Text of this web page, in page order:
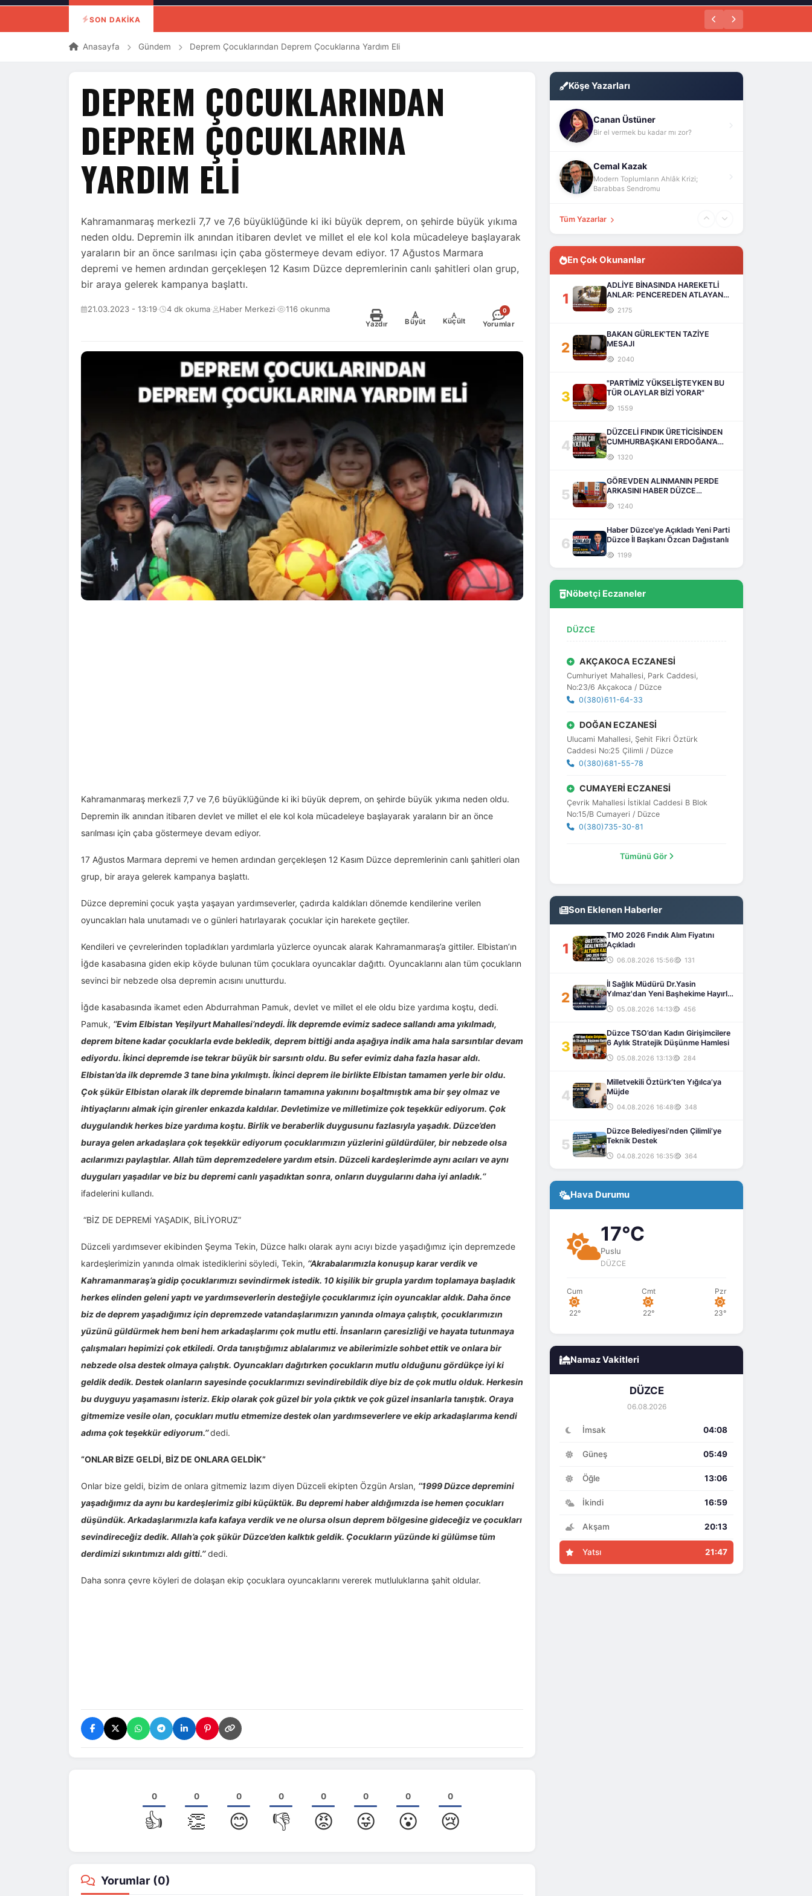
SON DAKİKA
Anasayfa Gündem Deprem Çocuklarından Deprem Çocuklarına Yardım Eli
DEPREM ÇOCUKLARINDAN
DEPREM ÇOCUKLARINA
YARDIM ELI
Kahramanmaraş merkezli 7,7 ve 7,6 büyüklüğünde ki iki büyük deprem, on şehirde büyük yıkıma
neden oldu. Depremin ilk anından itibaren devlet ve millet el ele kol kola mücadeleye başlayarak
yaraların bir an önce sarılması için çaba göstermeye devam ediyor. 17 Ağustos Marmara
depremi ve hemen ardından gerçekleşen 12 Kasım Düzce depremlerinin canlı şahitleri olan grup,
bir araya gelerek kampanya başlattı.
21.03.2023 - 13:19· 4 dk okuma· Haber Merkezi· 116 okunma
Yazdır
+
Büyüt
-
Küçült
0
Yorumlar
Kahramanmaraş merkezli 7,7 ve 7,6 büyüklüğünde ki iki büyük deprem, on şehirde büyük yıkıma neden oldu.
Depremin ilk anından itibaren devlet ve millet el ele kol kola mücadeleye başlayarak yaraların bir an önce
sarılması için çaba göstermeye devam ediyor.
17 Ağustos Marmara depremi ve hemen ardından gerçekleşen 12 Kasım Düzce depremlerinin canlı şahitleri olan
grup, bir araya gelerek kampanya başlattı.
Düzce depremini çocuk yaşta yaşayan yardımseverler, çadırda kaldıkları dönemde kendilerine verilen
oyuncakları hala unutamadı ve o günleri hatırlayarak çocuklar için harekete geçtiler.
Kendileri ve çevrelerinden topladıkları yardımlarla yüzlerce oyuncak alarak Kahramanmaraş’a gittiler. Elbistan’ın
İğde kasabasına giden ekip köyde bulunan tüm çocuklara oyuncaklar dağıttı. Oyuncaklarını alan tüm çocukların
sevinci bir nebzede olsa depremin acısını unutturdu.
İğde kasabasında ikamet eden Abdurrahman Pamuk, devlet ve millet el ele oldu bize yardıma koştu, dedi.
Pamuk, ‘‘Evim Elbistan Yeşilyurt Mahallesi’ndeydi. İlk depremde evimiz sadece sallandı ama yıkılmadı,
deprem bitene kadar çocuklarla evde bekledik, deprem bittiği anda aşağıya indik ama hala sarsıntılar devam
ediyordu. İkinci depremde ise tekrar büyük bir sarsıntı oldu. Bu sefer evimiz daha fazla hasar aldı.
Elbistan’da ilk depremde 3 tane bina yıkılmıştı. İkinci deprem ile birlikte Elbistan tamamen yerle bir oldu.
Çok şükür Elbistan olarak ilk depremde binaların tamamına yakınını boşaltmıştık ama bir şey olmaz ve
ihtiyaçlarını almak için girenler enkazda kaldılar. Devletimize ve milletimize çok teşekkür ediyorum. Çok
duygulandık herkes bize yardıma koştu. Birlik ve beraberlik duygusunu fazlasıyla yaşadık. Düzce’den
buraya gelen arkadaşlara çok teşekkür ediyorum çocuklarımızın yüzlerini güldürdüler, bir nebzede olsa
acılarımızı paylaştılar. Allah tüm depremzedelere yardım etsin. Düzceli kardeşlerimde aynı acıları ve aynı
duyguları yaşadılar ve biz bu depremi canlı yaşadıktan sonra, onların duygularını daha iyi anladık.‘’
ifadelerini kullandı.
“BİZ DE DEPREMİ YAŞADIK, BİLİYORUZ”
Düzceli yardımsever ekibinden Şeyma Tekin, Düzce halkı olarak aynı acıyı bizde yaşadığımız için depremzede
kardeşlerimizin yanında olmak istediklerini söyledi, Tekin, ‘‘Akrabalarımızla konuşup karar verdik ve
Kahramanmaraş’a gidip çocuklarımızı sevindirmek istedik. 10 kişilik bir grupla yardım toplamaya başladık
herkes elinden geleni yaptı ve yardımseverlerin desteğiyle çocuklarımız için oyuncaklar aldık. Daha önce
biz de deprem yaşadığımız için depremzede vatandaşlarımızın yanında olmaya çalıştık, çocuklarımızın
yüzünü güldürmek hem beni hem arkadaşlarımı çok mutlu etti. İnsanların çaresizliği ve hayata tutunmaya
çalışmaları hepimizi çok etkiledi. Orda tanıştığımız ablalarımız ve abilerimizle sohbet ettik ve onlara bir
nebzede olsa destek olmaya çalıştık. Oyuncakları dağıtırken çocukların mutlu olduğunu gördükçe iyi ki
geldik dedik. Destek olanların sayesinde çocuklarımızı sevindirebildik diye biz de çok mutlu olduk. Herkesin
bu duyguyu yaşamasını isteriz. Ekip olarak çok güzel bir yola çıktık ve çok güzel insanlarla tanıştık. Oraya
gitmemize vesile olan, çocukları mutlu etmemize destek olan yardımseverlere ve ekip arkadaşlarıma kendi
adıma çok teşekkür ediyorum.’’dedi.
“ONLAR BİZE GELDİ, BİZ DE ONLARA GELDİK”
Onlar bize geldi, bizim de onlara gitmemiz lazım diyen Düzceli ekipten Özgün Arslan, ‘‘1999 Düzce depremini
yaşadığımız da aynı bu kardeşlerimiz gibi küçüktük. Bu depremi haber aldığımızda ise hemen çocukları
düşündük. Arkadaşlarımızla kafa kafaya verdik ve ne olursa olsun deprem bölgesine gideceğiz ve çocukları
sevindireceğiz dedik. Allah’a çok şükür Düzce’den kalktık geldik. Çocukların yüzünde ki gülümse tüm
derdimizi sıkıntımızı aldı gitti.’’dedi.
Daha sonra çevre köyleri de dolaşan ekip çocuklara oyuncaklarını vererek mutluluklarına şahit oldular.
0
👍
0
👏
0
😊
0
👎
0
😡
0
😜
0
😮
0
😢
Yorumlar (0)
Köşe Yazarları
Canan Üstüner
Bir el vermek bu kadar mı zor?
Cemal Kazak
Modern Toplumların Ahlâk Krizi;
Barabbas Sendromu
Tüm Yazarlar
En Çok Okunanlar
1
ADLİYE BİNASINDA HAREKETLİ
ANLAR: PENCEREDEN ATLAYAN
2175
2
BAKAN GÜRLEK'TEN TAZİYE
MESAJI
2040
3
"PARTİMİZ YÜKSELİŞTEYKEN BU
TÜR OLAYLAR BİZİ YORAR"
1559
4
DÜZCELİ FINDIK ÜRETİCİSİNDEN
CUMHURBAŞKANI ERDOĞAN’A
1320
5
GÖREVDEN ALINMANIN PERDE
ARKASINI HABER DÜZCE
1240
6
Haber Düzce'ye Açıkladı Yeni Parti
Düzce İl Başkanı Özcan Dağıstanlı
1199
Nöbetçi Eczaneler
DÜZCE
AKÇAKOCA ECZANESİ
Cumhuriyet Mahallesi, Park Caddesi,
No:23/6 Akçakoca / Düzce
0(380)611-64-33
DOĞAN ECZANESİ
Ulucami Mahallesi, Şehit Fikri Öztürk
Caddesi No:25 Çilimli / Düzce
0(380)681-55-78
CUMAYERİ ECZANESİ
Çevrik Mahallesi İstiklal Caddesi B Blok
No:15/B Cumayeri / Düzce
0(380)735-30-81
Tümünü Gör
Son Eklenen Haberler
1
TMO 2026 Fındık Alım Fiyatını
Açıkladı
06.08.2026 15:56 131
2
İl Sağlık Müdürü Dr.Yasin
Yılmaz'dan Yeni Başhekime Hayırlı
Olsun Ziyareti
05.08.2026 14:13 456
3
Düzce TSO’dan Kadın Girişimcilere
6 Aylık Stratejik Düşünme Hamlesi
05.08.2026 13:13 284
4
Milletvekili Öztürk’ten Yığılca’ya
Müjde
04.08.2026 16:48 348
5
Düzce Belediyesi’nden Çilimli’ye
Teknik Destek
04.08.2026 16:35 364
Hava Durumu
17°C
Puslu
DÜZCE
Cum
22°
Cmt
22°
Pzr
23°
Namaz Vakitleri
DÜZCE
06.08.2026
İmsak 04:08
Güneş 05:49
Öğle 13:06
İkindi 16:59
Akşam 20:13
Yatsı 21:47